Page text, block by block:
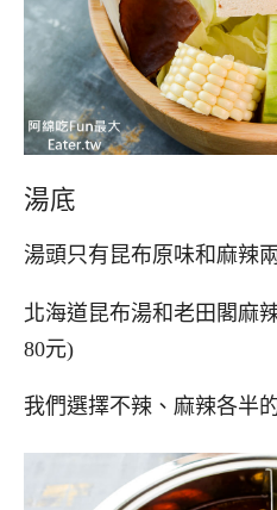
湯底
湯頭只有昆布原味和麻辣
北海道昆布湯和老田閣麻
80元)
我們選擇不辣、麻辣各半